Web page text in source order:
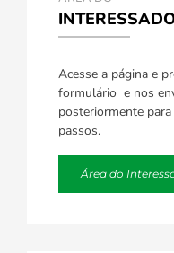
Acesse a página e
formulário e nos
posteriormente
passos.
Área do